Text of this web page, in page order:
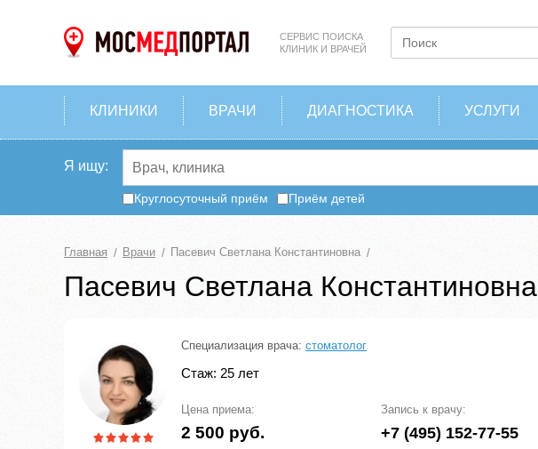
СЕРВИС ПОИСКА
КЛИНИК И ВРАЧЕЙ
КЛИНИКИ ВРАЧИ ДИАГНОСТИКА УСЛУГИ
Я ищу:
Круглосуточный приём Приём детей
Главная Врачи Пасевич Светлана Константиновна
Пасевич Светлана Константиновна
Специализация врача: стоматолог
Стаж: 25 лет
Цена приема:
2 500 руб.
Запись к врачу:
+7 (495) 152-77-55